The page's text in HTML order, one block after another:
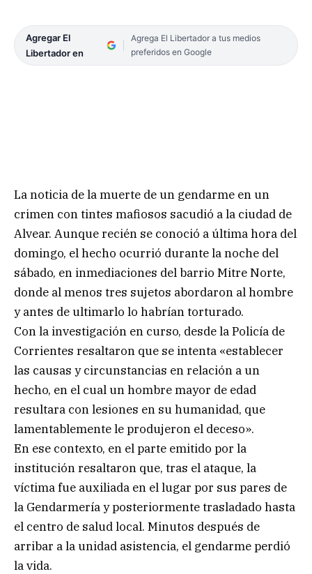
Agregar El
Libertador en
Agrega El Libertador a tus medios
preferidos en Google
La noticia de la muerte de un gendarme en un
crimen con tintes mafiosos sacudió a la ciudad de
Alvear. Aunque recién se conoció a última hora del
domingo, el hecho ocurrió durante la noche del
sábado, en inmediaciones del barrio Mitre Norte,
donde al menos tres sujetos abordaron al hombre
y antes de ultimarlo lo habrían torturado.
Con la investigación en curso, desde la Policía de
Corrientes resaltaron que se intenta «establecer
las causas y circunstancias en relación a un
hecho, en el cual un hombre mayor de edad
resultara con lesiones en su humanidad, que
lamentablemente le produjeron el deceso».
En ese contexto, en el parte emitido por la
institución resaltaron que, tras el ataque, la
víctima fue auxiliada en el lugar por sus pares de
la Gendarmería y posteriormente trasladado hasta
el centro de salud local. Minutos después de
arribar a la unidad asistencia, el gendarme perdió
la vida.